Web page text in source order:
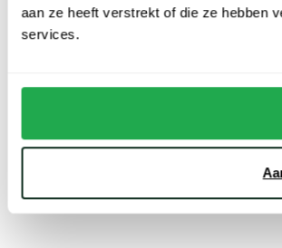
aan ze heeft verstrekt of die ze hebben
services.
Lengtematen broeken, mouwlengte 7
Veel Nederlandse mannen zijn langer dan de
hen is het vaak niet eenvoudig om een broek
een overhemd met extra lange mouwen te
Herenmode heeft voor hen een aantal
die behalve de standaardmaten, ook